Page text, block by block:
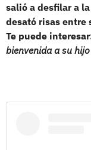
salió a desfilar a
desató risas entre
Te puede
bienvenida a su